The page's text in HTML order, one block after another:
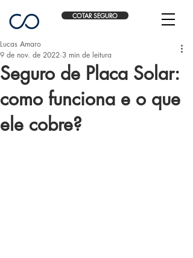
COTAR SEGURO
Seguro de Placa Solar:
como funciona e o que
ele cobre?
Lucas Amaro
9 de nov. de 2022 3 min de leitura